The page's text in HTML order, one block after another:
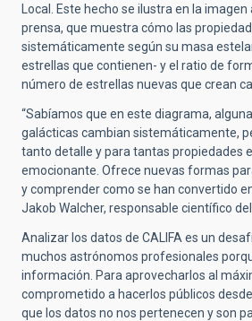
Local. Este hecho se ilustra en la
prensa, que muestra cómo las
sistemáticamente según su masa
estrellas que contienen- y el ratio de
número de estrellas nuevas que crean
“Sabíamos que en este diagrama,
galácticas cambian sistemáticamente,
tanto detalle y para tantas propiedades
emocionante. Ofrece nuevas formas
y comprender como se han convertido
Jakob Walcher, responsable científico del
Analizar los datos de CALIFA es un
muchos astrónomos profesionales
información. Para aprovecharlos al
comprometido a hacerlos públicos
que los datos no nos pertenecen y son